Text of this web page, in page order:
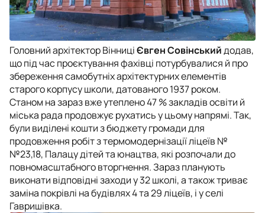
Головний архітектор ВінниціЄвген Совінськийдодав,
що під час проєктування фахівці потурбувалися й про
збереження самобутніх архітектурних елементів
старого корпусу школи, датованого 1937 роком.
Станом на зараз вже утеплено 47 % закладів освіти й
міська рада продовжує рухатись у цьому напрямі. Так,
були виділені кошти з бюджету громади для
продовження робіт з термомодернізації ліцеїв №
№23,18, Палацу дітей та юнацтва, які розпочали до
повномасштабного вторгнення. Зараз планують
виконати відповідні заходи у 32 школі, а також триває
заміна покрівлі на будівлях 4 та 29 ліцеїв, і у селі
Гавришівка.